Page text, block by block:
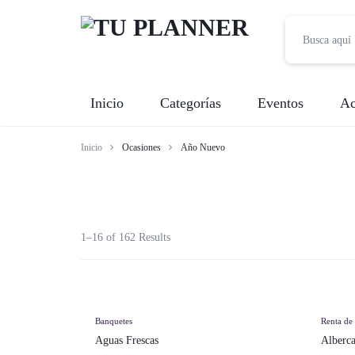
PLANNER
Inicio Categorías
Entretenimiento
Meseros
Eventos
Inicio Ocasiones Año Nuevo
1–16 of 162 Results
Banquetes
Aguas Frescas
Renta